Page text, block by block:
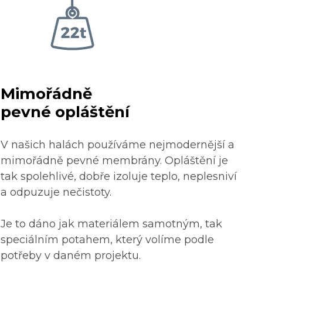
Mimořádně
pevné opláštění
V našich halách používáme nejmodernější a
mimořádně pevné membrány. Opláštění je
tak spolehlivé, dobře izoluje teplo, neplesniví
a odpuzuje nečistoty.
Je to dáno jak materiálem samotným, tak
speciálním potahem, který volíme podle
potřeby v daném projektu.